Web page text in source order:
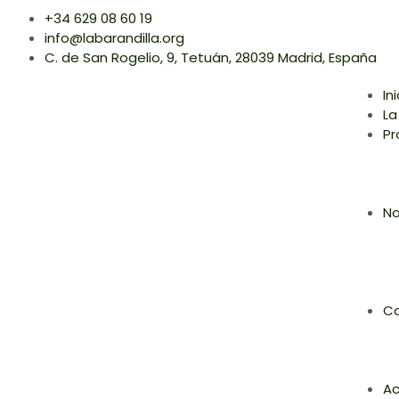
+34 629 08 60 19
info@labarandilla.org
C. de San Rogelio, 9, Tetuán, 28039 Madrid, España